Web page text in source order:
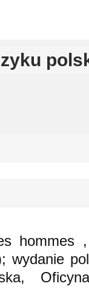
hommes
wydanie